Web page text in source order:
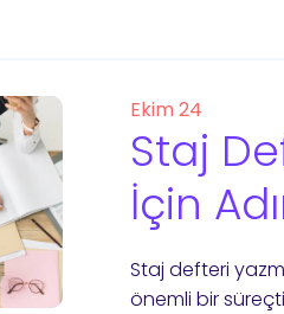
Ekim 24
Staj
İçin
Staj defteri
önemli bir